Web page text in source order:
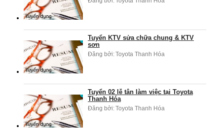
Tuyển KTV sửa chữa chung & KTV
sơn
Đăng bởi:Toyota Thanh Hóa
Tuyển 02 lễ tân làm việc tại Toyota
Thanh Hóa
Đăng bởi:Toyota Thanh Hóa